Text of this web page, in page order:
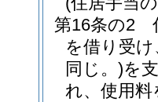
第16条の2
を借り受
同じ。)を
れ、使用